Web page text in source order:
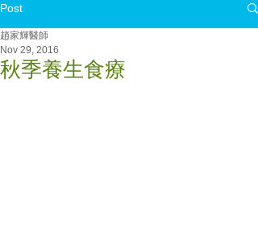
Post
秋季養生食療
趙家輝醫師
Nov 29, 2016